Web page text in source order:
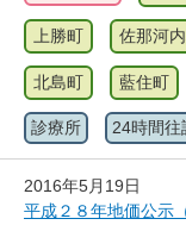
上勝町 佐那河
北島町 藍住町
診療所 24時間往
2016年5月19日
平成２８年地価公示